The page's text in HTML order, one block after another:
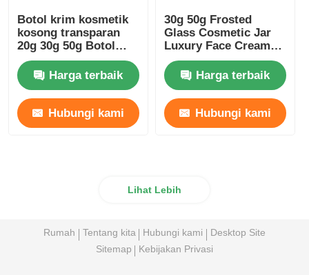
Botol krim kosmetik
kosong transparan
20g 30g 50g Botol
kaca beku
Harga terbaik
Hubungi kami
30g 50g Frosted
Glass Cosmetic Jar
Luxury Face Cream
Container Dengan
Tutup Bambu
Harga terbaik
Hubungi kami
Lihat Lebih
Rumah Tentang kita Hubungi kami
Desktop Site
Sitemap
Kebijakan Privasi